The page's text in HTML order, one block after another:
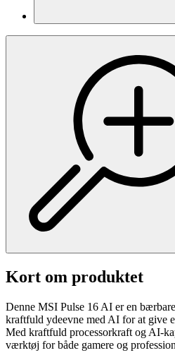
Kort om produktet
Denne MSI Pulse 16 AI er en
kraftfuld ydeevne med AI for at give
Med kraftfuld processorkraft og AI-
værktøj for både gamere og